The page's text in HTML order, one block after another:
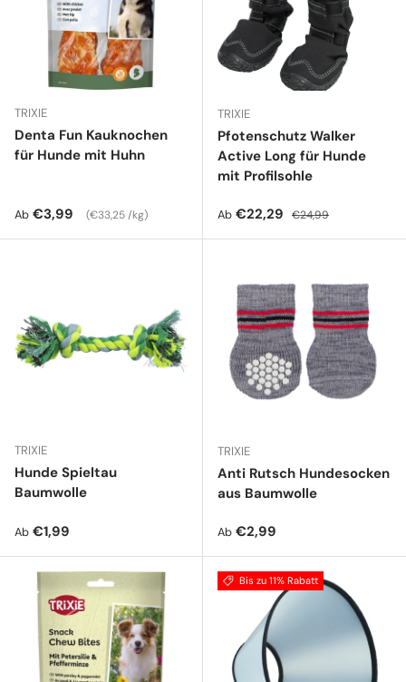
TRIXIE
Denta Fun Kauknochen
für Hunde mit Huhn
Normaler Preis
Ab €3,99 Grundpreis
€33,25 /kg
TRIXIE
Pfotenschutz Walker
Active Long für Hunde
mit Profilsohle
Verkaufspreis
Ab €22,29 Normaler Preis
€24,99
TRIXIE
Hunde Spieltau
Baumwolle
Normaler Preis
Ab €1,99
TRIXIE
Anti Rutsch Hundesocken
aus Baumwolle
Normaler Preis
Ab €2,99
Bis zu 11% Rabatt